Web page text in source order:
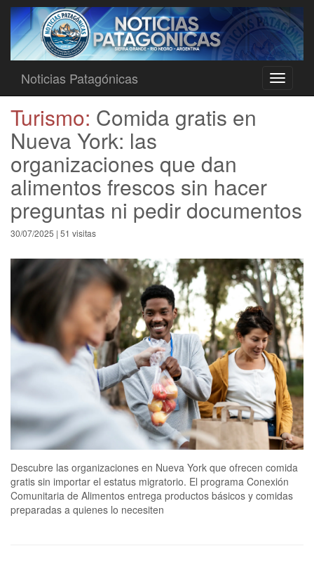
Toggle
Noticias Patagónicas
Turismo: Comida gratis en
Nueva York: las
organizaciones que dan
alimentos frescos sin hacer
preguntas ni pedir documentos
30/07/2025 | 51 visitas
Descubre las organizaciones en Nueva York que ofrecen comida
gratis sin importar el estatus migratorio. El programa Conexión
Comunitaria de Alimentos entrega productos básicos y comidas
preparadas a quienes lo necesiten